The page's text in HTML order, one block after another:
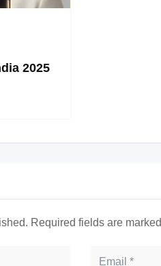
2025
Required fields are marked